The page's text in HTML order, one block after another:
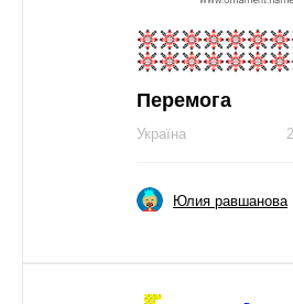
Перемога
Україна
Юлия равшанова